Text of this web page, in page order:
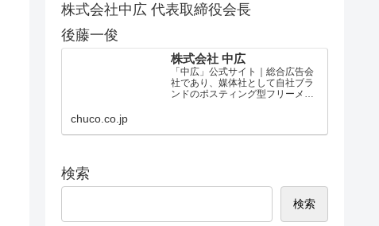
株式会社中広 代表取締役会長
後藤一俊
株式会社 中広
「中広」公式サイト｜総合広告会
社であり、媒体社として自社ブラ
ンドのポスティング型フリーメデ
chuco.co.jp
検索
検索